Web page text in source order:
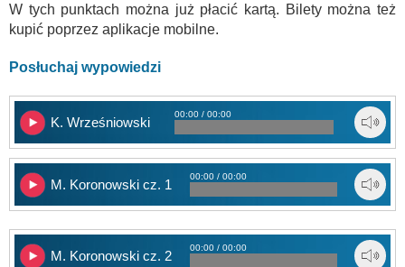
W tych punktach można już płacić kartą. Bilety można też
kupić poprzez aplikacje mobilne.
Posłuchaj wypowiedzi
K. Wrześniowski
00:00 / 00:00
M. Koronowski cz. 1
00:00 / 00:00
M. Koronowski cz. 2
00:00 / 00:00